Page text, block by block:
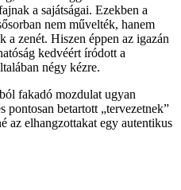
a sajátságai. Ezekben a
nem művelték, hanem
a zenét. Hiszen éppen az igazán
kedvéért íródott a
négy kézre.
fakadó mozdulat ugyan
pontosan betartott „tervezetnek”
az elhangzottakat egy autentikus